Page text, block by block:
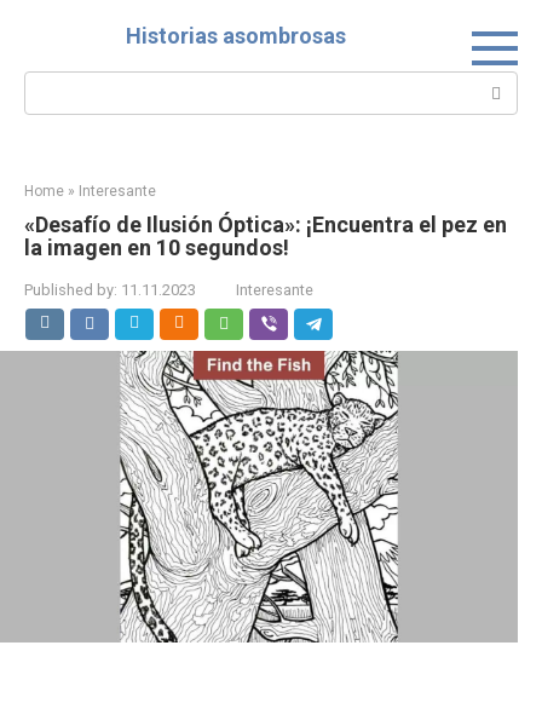
Historias asombrosas
Search:
Home » Interesante
«Desafío de Ilusión Óptica»: ¡Encuentra el pez en
la imagen en 10 segundos!
Published by: 11.11.2023 Interesante